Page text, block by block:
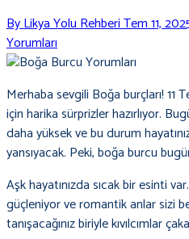
By Likya Yolu RehberiTem 11,
Yorumları
Merhaba sevgili Boğa burçları! 11 Temmuz itibarıyla yıldızlar sizin
için harika sürprizler hazırlıyor.
daha yüksek ve bu durum
yansıyacak. Peki, boğa burcu
Aşk hayatınızda sıcak bir esinti
güçleniyor ve romantik anlar sizi
tanışacağınız biriyle kıvılcımlar